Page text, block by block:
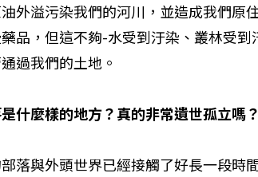
外溢污染我們的河川，並造成我們原
品，但這不夠-水受到汙染、叢林受
過我們的土地。
什麼樣的地方？真的非常遺世孤立嗎？
落與外頭世界已經接觸了好長一段時